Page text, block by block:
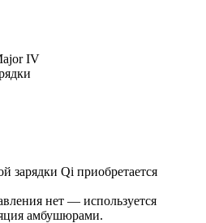
IV
зарядки Qi приобретается
нет — используется
амбушюрами.